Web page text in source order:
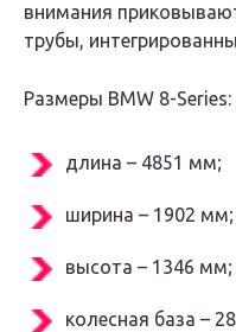
внимания
трубы,
Размеры BMW 8-Series:
длина – 4851 мм;
ширина – 1902 мм;
высота – 1346 мм;
колесная база –